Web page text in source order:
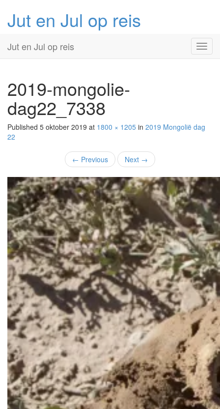
Jut en Jul op reis
Primary
Menu
content
Jut en Jul op reis
2019-mongolie-
dag22_7338
Published 5 oktober 2019 at 1800 × 1205 in 2019 Mongolië dag
22
← Previous Next →